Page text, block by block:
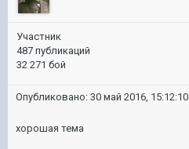
Участник
487 публикаций
32 271 бой
Опубликовано: 30 май 2016, 15:12:10
хорошая тема